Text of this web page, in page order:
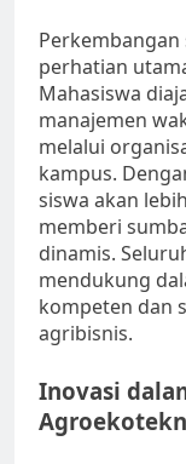
perhatian
Mahasiswa
manajemen
melalui
kampus.
siswa akan
memberi
dinamis.
mendukung
kompeten dan
agribisnis.
Inovasi